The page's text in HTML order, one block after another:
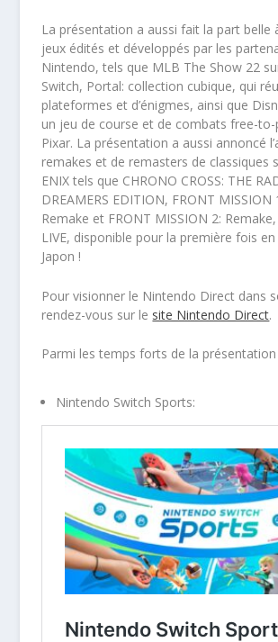
La présentation a aussi fait la part belle
jeux édités et développés par les
Nintendo, tels que MLB The Show 22
Switch, Portal: collection cubique, qui
plateformes et d’énigmes, ainsi que
un jeu de course et de combats free-
Pixar. La présentation a aussi annoncé
remakes et de remasters de classiques
ENIX tels que CHRONO CROSS: THE
DREAMERS EDITION, FRONT MISSION
Remake et FRONT MISSION 2:
LIVE, disponible pour la première fois
Japon !
Pour visionner le Nintendo Direct dans
rendez-vous sur le site Nintendo Direct.
Parmi les temps forts de la
Nintendo Switch Sports: